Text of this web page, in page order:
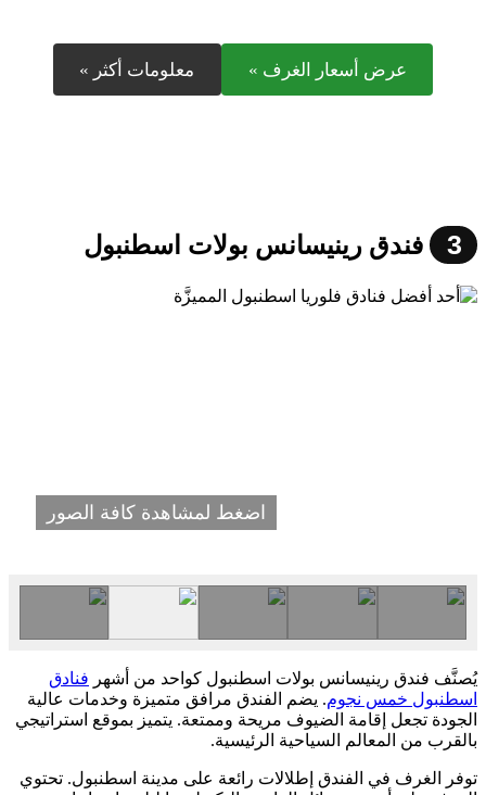
عرض أسعار الغرف » معلومات أكثر »
3 فندق رينيسانس بولات اسطنبول
اضغط لمشاهدة كافة الصور
يُصنَّف فندق رينيسانس بولات اسطنبول كواحد من أشهر فنادق
اسطنبول خمس نجوم. يضم الفندق مرافق متميزة وخدمات عالية
الجودة تجعل إقامة الضيوف مريحة وممتعة. يتميز بموقع استراتيجي
بالقرب من المعالم السياحية الرئيسية.
توفر الغرف في الفندق إطلالات رائعة على مدينة اسطنبول. تحتوي